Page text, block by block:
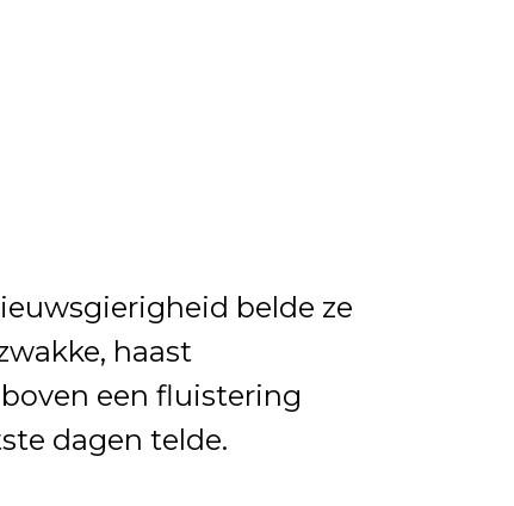
belde ze
haast
een fluistering
dagen telde.